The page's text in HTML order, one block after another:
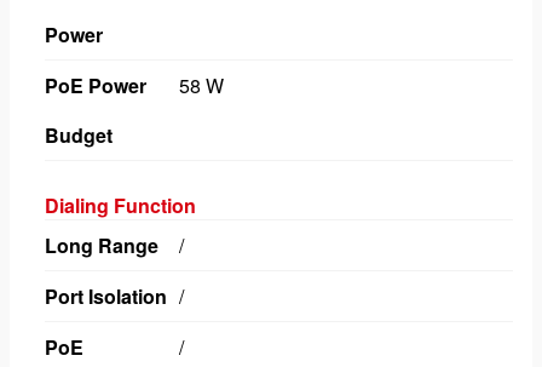
Power
PoE Power
Budget
58 W
Dialing Function
Long Range
/
Port Isolation /
PoE
/